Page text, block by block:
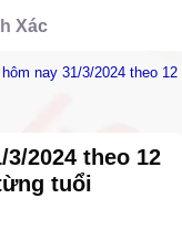
Xác
nay 31/3/2024 theo 12
2024 theo 12
tuổi